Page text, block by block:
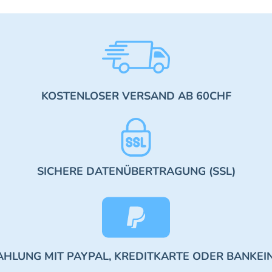
KOSTENLOSER VERSAND AB 60CHF
SICHERE DATENÜBERTRAGUNG (SSL)
MIT PAYPAL, KREDITKARTE ODER